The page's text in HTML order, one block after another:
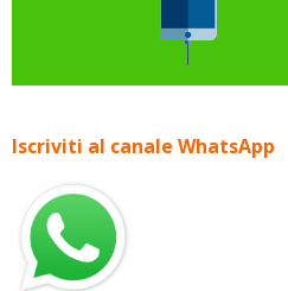
Iscriviti al canale WhatsApp